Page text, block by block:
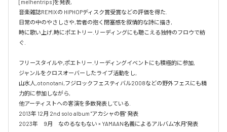
[melhentrips]を発表,
音楽雑誌REMIXの HIPHOPディスク賞受賞などの評価を得た.
日常の中のやさしさや,若者の抱く閉塞感を叙情的な詩に描き,
時に歌い上げ,時にポエトリー.リーディングにも聴こえる独特のフロウで紡
ぐ.
フリースタイルや,ポエトリー.リーディングイベントにも積極的に参加,
ジャンルをクロスオーバーしたライブ活動をし,
山水人,otonotani,フジロックフェスティバル2008などの野外フェスにも精
力的に参加しながら,
他アーティストへの客演を多数発表している.
2013年 12月 2nd solo album "アカシャの唇" 発表
2023年　9月　なのるなもない × YAMAAN名義によるアルバム"水月"発表